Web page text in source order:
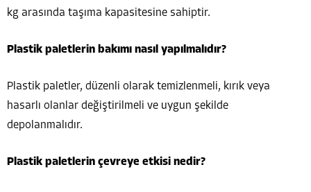
kg arasında taşıma kapasitesine sahiptir.
Plastik paletlerin bakımı nasıl yapılmalıdır?
Plastik paletler, düzenli olarak temizlenmeli, kırık veya
hasarlı olanlar değiştirilmeli ve uygun şekilde
depolanmalıdır.
Plastik paletlerin çevreye etkisi nedir?